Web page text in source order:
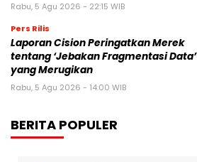
Rabu, 5 Agu 2026 - 22:15 WIB
Pers Rilis
Laporan Cision Peringatkan Merek
tentang ‘Jebakan Fragmentasi Data’
yang Merugikan
Rabu, 5 Agu 2026 - 14:00 WIB
BERITA POPULER